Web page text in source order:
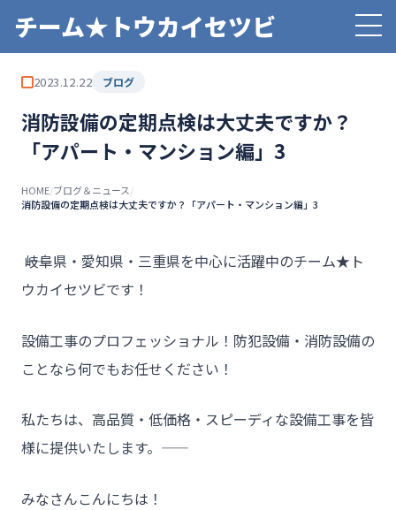
チーム★トウカイセツビ
2023.12.22 ブログ
消防設備の定期点検は大丈夫ですか？
「アパート・マンション編」3
HOME/ブログ＆ニュース/
消防設備の定期点検は大丈夫ですか？「アパート・マンション編」3
――岐阜県・愛知県・三重県を中心に活躍中のチーム★ト
ウカイセツビです！
設備工事のプロフェッショナル！防犯設備・消防設備の
ことなら何でもお任せください！
私たちは、高品質・低価格・スピーディな設備工事を皆
様に提供いたします。――
みなさんこんにちは！